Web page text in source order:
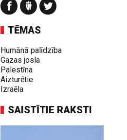
TĒMAS
Humānā palīdzība
Gazas josla
Palestīna
Aizturētie
Izraēla
SAISTĪTIE RAKSTI